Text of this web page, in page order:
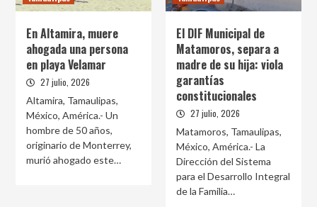
En Altamira, muere
ahogada una persona
en playa Velamar
27 julio, 2026
Altamira, Tamaulipas,
México, América.- Un
hombre de 50 años,
originario de Monterrey,
murió ahogado este…
El DIF Municipal de
Matamoros, separa a
madre de su hija: viola
garantías
constitucionales
27 julio, 2026
Matamoros, Tamaulipas,
México, América.- La
Dirección del Sistema
para el Desarrollo Integral
de la Familia…